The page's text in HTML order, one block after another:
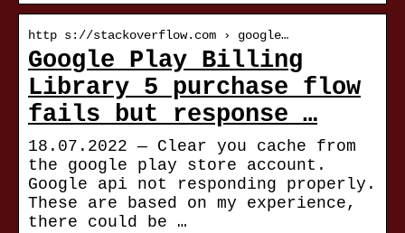
http s://stackoverflow.com › google…
Google Play Billing
Library 5 purchase flow
fails but response …
18.07.2022 — Clear you cache from
the google play store account.
Google api not responding properly.
These are based on my experience,
there could be …